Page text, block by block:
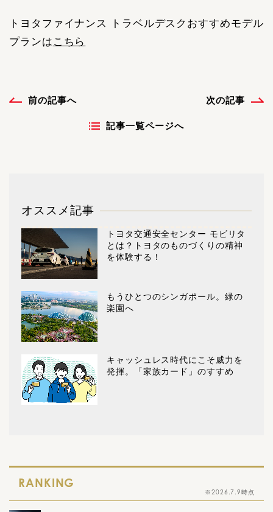
RANKING
※2026.7.9時点
トヨタファイナンス トラベルデスクおすすめモデル
プランは こちら
前の記事へ
記事一覧ページへ
次の記事
オススメ記事
トヨタ交通安全センター モビリタ
とは？トヨタのものづくりの精神
を体験する！
もうひとつのシンガポール。緑の
楽園へ
キャッシュレス時代にこそ威力を
発揮。「家族カード」のすすめ